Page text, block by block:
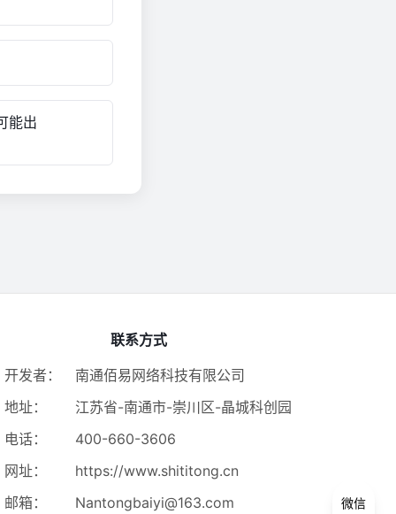
能出
联系方式
开发者：
南通佰易网络科技有限公司
地址：
江苏省-南通市-崇川区-晶城科创园
电话：
400-660-3606
网址：
https://www.shititong.cn
邮箱：
Nantongbaiyi@163.com 微信